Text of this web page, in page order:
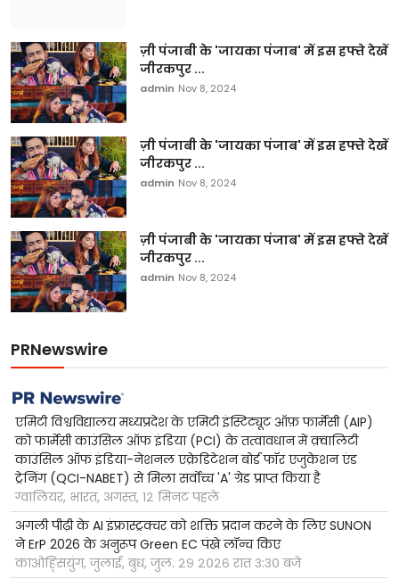
ज़ी पंजाबी के 'जायका पंजाब' में इस हफ्ते देखें
जीरकपुर ...
admin Nov 8, 2024
ज़ी पंजाबी के 'जायका पंजाब' में इस हफ्ते देखें
जीरकपुर ...
admin Nov 8, 2024
ज़ी पंजाबी के 'जायका पंजाब' में इस हफ्ते देखें
जीरकपुर ...
admin Nov 8, 2024
PRNewswire
एमिटी विश्वविद्यालय मध्यप्रदेश के एमिटी इंस्टिट्यूट ऑफ़ फार्मेसी (AIP)
को फार्मेसी काउंसिल ऑफ इंडिया (PCI) के तत्वावधान में क़्वालिटी
काउंसिल ऑफ इंडिया-नेशनल एक्रेडिटेशन बोर्ड फॉर एजुकेशन एंड
ट्रेनिंग (QCI-NABET) से मिला सर्वोच्च 'A' ग्रेड प्राप्त किया है
ग्वालियर, भारत, अगस्त, १२ मिनट पहले
अगली पीढ़ी के AI इंफ्रास्ट्रक्चर को शक्ति प्रदान करने के लिए SUNON
ने ErP 2026 के अनुरूप Green EC पंखे लॉन्च किए
काओह्सियुंग, जुलाई, बुध, जुल. २९ २०२६ रात ३:३० बजे